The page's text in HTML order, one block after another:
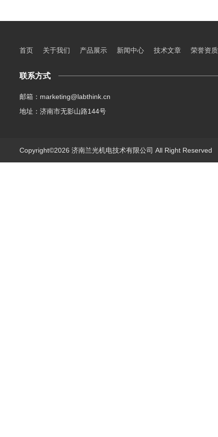
首页 关于我们 产品展示 新闻中心 技术文章 荣誉资质
联系方式
邮箱：marketing@labthink.cn
地址：济南市无影山路144号
Copyright©2026 济南兰光机电技术有限公司 All Right